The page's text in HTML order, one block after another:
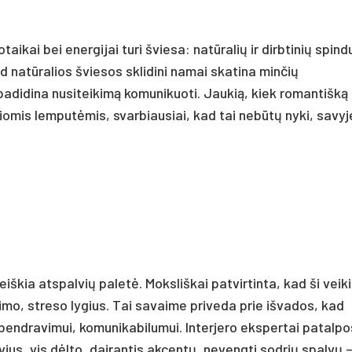
bei energijai turi šviesa: natūralių ir dirbtinių
natūralios šviesos sklidini namai skatina minčių
nusiteikimą komunikuoti. Jaukią, kiek romantišką
lemputėmis, svarbiausiai, kad tai nebūtų nyki,
atspalvių paletė. Moksliškai patvirtinta, kad ši
streso lygius. Tai savaime priveda prie išvados, kad
komunikabilumui. Interjero ekspertai